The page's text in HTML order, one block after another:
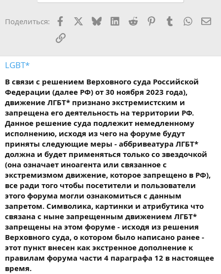
Поделиться: Facebook BlueskyLinkedIn
Reddit PinterestTumblr
Ссылка
LGBT*
В связи с решением Верховного суда Российской
Федерации (далее РФ) от 30 ноября 2023 года),
движение ЛГБТ* признано экстремистским и
запрещена его деятельность на территории РФ.
Данное решение суда подлежит немедленному
исполнению, исходя из чего на форуме будут
приняты следующие меры - аббривеатура ЛГБТ*
должна и будет применяться только со звездочкой
(она означает иноагента или связанное с
экстремизмом движение, которое запрещено в РФ),
все ради того чтобы посетители и пользователи
этого форума могли ознакомиться с данным
запретом. Символика, картинки и атрибутика что
связана с ныне запрещенным движением ЛГБТ*
запрещены на этом форуме - исходя из решения
Верховного суда, о котором было написано ранее -
этот пункт внесен как экстренное дополнение к
правилам форума части 4 параграфа 12 в настоящее
время.